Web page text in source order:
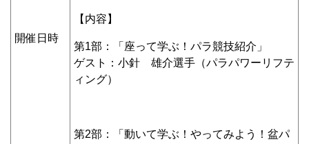
開催日時
【内容】
第1部：「座って学ぶ！パラ競技紹介」
ゲスト：小針 雄介選手（パラパワーリフテ
ィング）
第2部：「動いて学ぶ！やってみよう！盆パ